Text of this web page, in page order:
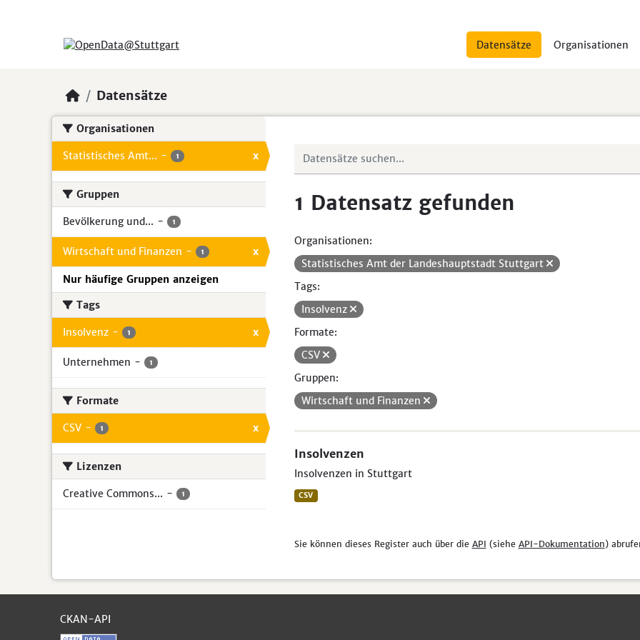
Datensätze Organisationen
Datensätze
Organisationen
Statistisches Amt... - 1 x
Gruppen
Bevölkerung und... - 1
Wirtschaft und Finanzen - 1 x
Nur häufige Gruppen anzeigen
Tags
Insolvenz - 1 x
Unternehmen - 1
Formate
CSV - 1 x
Lizenzen
Creative Commons... - 1
1 Datensatz gefunden
Organisationen:
Statistisches Amt der Landeshauptstadt Stuttgart
Tags:
Insolvenz
Formate:
CSV
Gruppen:
Wirtschaft und Finanzen
Insolvenzen
Insolvenzen in Stuttgart
CSV
Sie können dieses Register auch über die API (siehe API-Dokumentation)
CKAN-API